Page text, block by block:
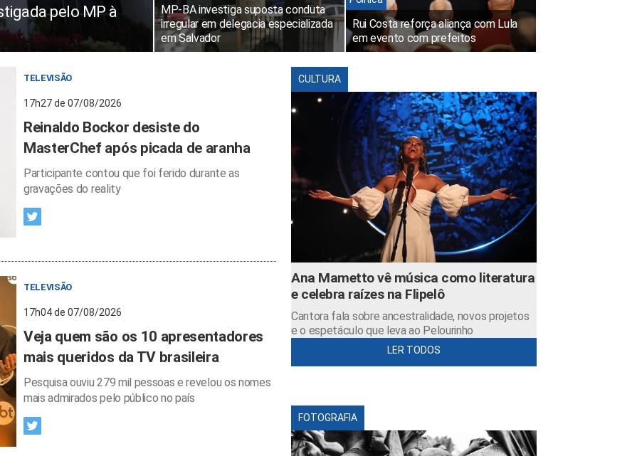
pelo MP à
MP-BA investiga suposta conduta
irregular em delegacia especializada
em Salvador
Rui Costa reforça aliança com Lula
em evento com prefeitos
CULTURA
Ana Mametto vê música como literatura
e celebra raízes na Flipelô
Cantora fala sobre ancestralidade, novos projetos
e o espetáculo que leva ao Pelourinho
LER TODOS
FOTOGRAFIA
TELEVISÃO
17h27 de 07/08/2026
Reinaldo Bockor desiste do
MasterChef após picada de aranha
Participante contou que foi ferido durante as
gravações do reality
TELEVISÃO
17h04 de 07/08/2026
Veja quem são os 10 apresentadores
mais queridos da TV brasileira
Pesquisa ouviu 279 mil pessoas e revelou os nomes
mais admirados pelo público no país